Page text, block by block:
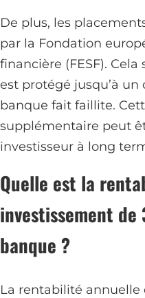
De plus, les
par la Fondation
financière (FESF).
est protégé jusqu’à
banque fait faillite.
supplémentaire peut
investisseur à long
Quelle est la
investissement de
banque ?
La rentabilité annuelle